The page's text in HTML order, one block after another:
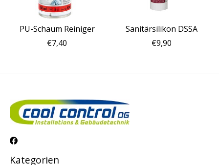
PU-Schaum Reiniger
€7,40
Sanitärsilikon DSSA
€9,90
Kategorien